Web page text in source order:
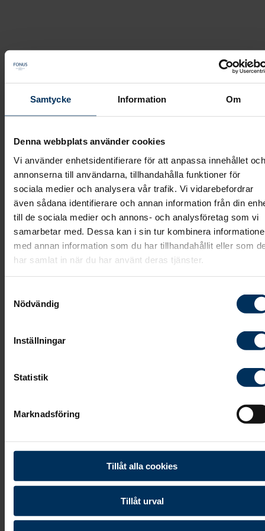
Samtycke Information Om
Denna webbplats använder cookies
Vi använder enhetsidentifierare för att anpassa innehållet och
annonserna till användarna, tillhandahålla funktioner för
sociala medier och analysera vår trafik. Vi vidarebefordrar
även sådana identifierare och annan information från din
till de sociala medier och annons- och analysföretag som vi
samarbetar med. Dessa kan i sin tur kombinera
med annan information som du har tillhandahållit eller som
har samlat in när du har använt deras tjänster.
Nödvändig
Inställningar
Statistik
Marknadsföring
Tillåt alla cookies
Tillåt urval
Fonus / Boka möte